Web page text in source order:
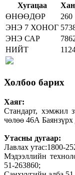
Хугацаа
ӨНӨӨДӨР
260
ЭНЭ 7 ХОНОГ
ЭНЭ САР
НИЙТ
Холбоо барих
Хаяг:
Стандарт, хэмжил
чөлөө 46А Баянзүрх
Утасны дугаар:
Лавлах утас:1800-
Мэдээллийн
51-263860;